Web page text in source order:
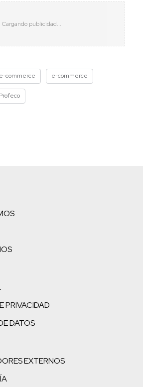
e-commerce e-commerce
Profeco
PRIVACIDAD
DATOS
EXTERNOS